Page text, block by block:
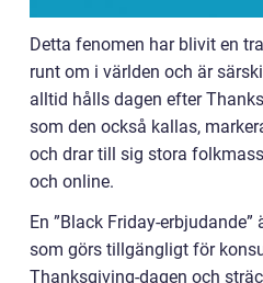
Detta fenomen har blivit en
runt om i världen och är
alltid hålls dagen efter
som den också kallas,
och drar till sig stora
och online.
En ”Black Friday-
som görs tillgängligt för
Thanksgiving-dagen och